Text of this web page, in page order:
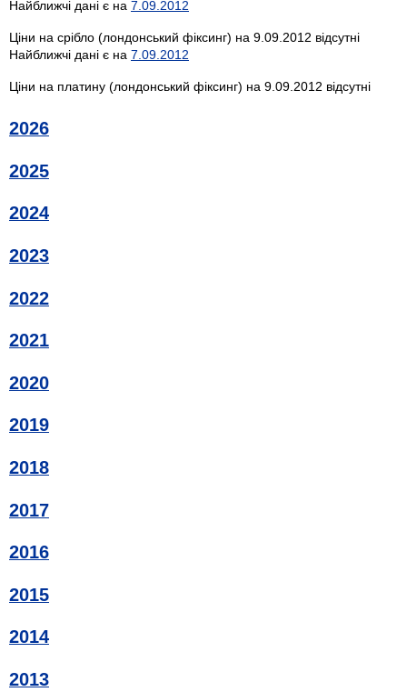
Найближчі дані є на 7.09.2012
Ціни на срібло (лондонський фіксинг) на 9.09.2012 відсутні
Найближчі дані є на 7.09.2012
Ціни на платину (лондонський фіксинг) на 9.09.2012 відсутні
2026
2025
2024
2023
2022
2021
2020
2019
2018
2017
2016
2015
2014
2013